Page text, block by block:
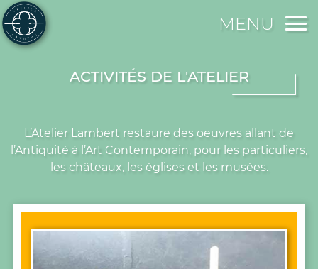
MENU
ACTIVITÉS DE L'ATELIER
L’Atelier Lambert restaure des oeuvres allant de
l’Antiquité à l’Art Contemporain, pour les particuliers,
les châteaux, les églises et les musées.